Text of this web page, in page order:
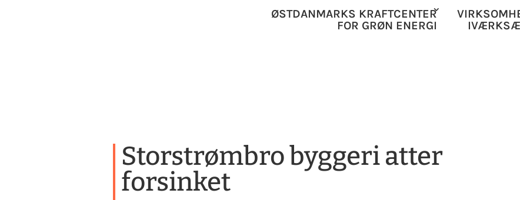
ØSTDANMARKS KRAFTCENTER
FOR GRØN ENERGI
Storstrømbro byggeri atter
forsinket